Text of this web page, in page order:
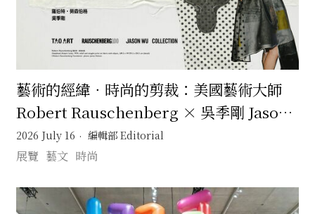
藝術的經緯．時尚的剪裁：美國藝術大師
Robert Rauschenberg × 吳季剛 Jason
Wu 一場跨越半世紀的靈感交會
2026 July 16 編輯部 Editorial
展覽 藝文 時尚